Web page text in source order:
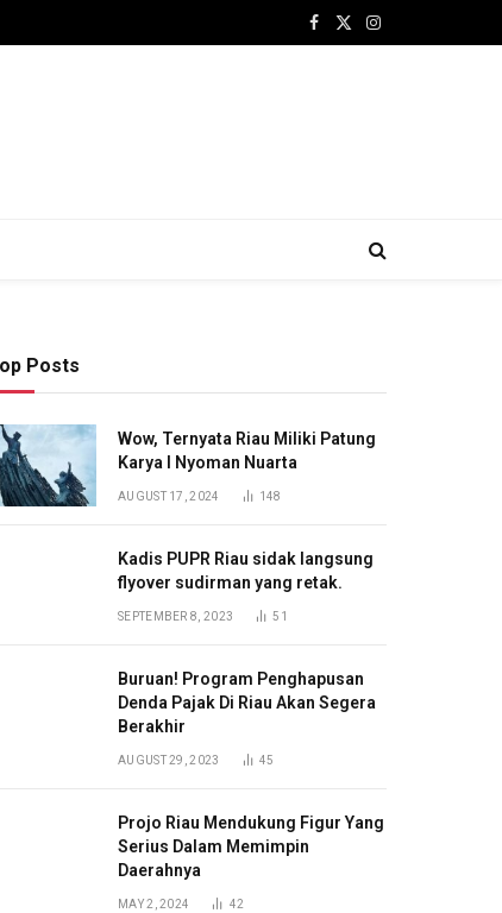
Facebook
X
Instagram
Posts
Wow, Ternyata Riau Miliki Patung
Karya I Nyoman Nuarta
AUGUST 17, 2024 148
Kadis PUPR Riau sidak langsung
flyover sudirman yang retak.
SEPTEMBER 8, 2023 51
Buruan! Program Penghapusan
Denda Pajak Di Riau Akan Segera
Berakhir
AUGUST 29, 2023 45
Projo Riau Mendukung Figur Yang
Serius Dalam Memimpin
Daerahnya
MAY 2, 2024 42